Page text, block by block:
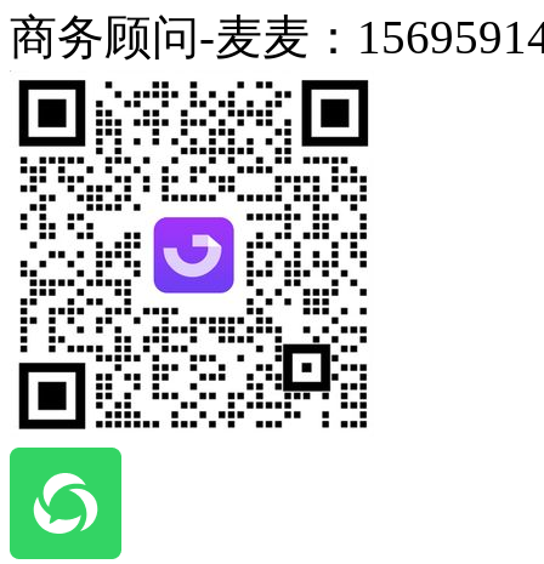
商务顾问-麦麦：